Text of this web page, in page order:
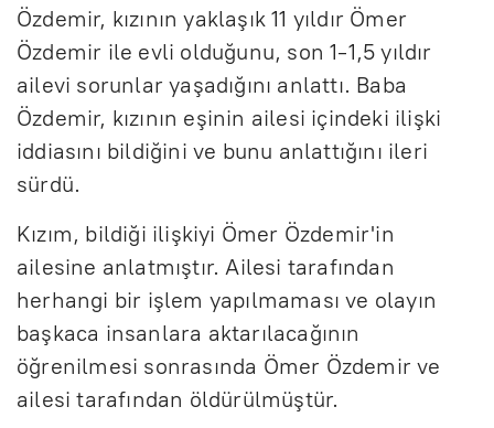
Özdemir, kızının yaklaşık 11 yıldır Ömer
Özdemir ile evli olduğunu, son 1-1,5 yıldır
ailevi sorunlar yaşadığını anlattı. Baba
Özdemir, kızının eşinin ailesi içindeki ilişki
iddiasını bildiğini ve bunu anlattığını ileri
sürdü.
Kızım, bildiği ilişkiyi Ömer Özdemir'in
ailesine anlatmıştır. Ailesi tarafından
herhangi bir işlem yapılmaması ve olayın
başkaca insanlara aktarılacağının
öğrenilmesi sonrasında Ömer Özdemir ve
ailesi tarafından öldürülmüştür.